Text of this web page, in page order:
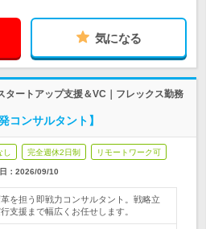
気になる
タートアップ支援＆VC｜フレックス勤務
コンサルタント】
し 完全週休2日制 リモートワーク可
： 2026/09/10
を担う即戦力コンサルタント。戦略立
支援まで幅広くお任せします。